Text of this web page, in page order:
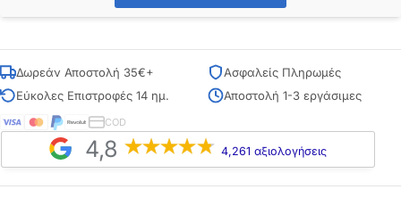
Δωρεάν Αποστολή 35€+
Ασφαλείς Πληρωμές
Εύκολες Επιστροφές 14 ημ.
Αποστολή 1-3 εργάσιμες
COD
4,8 4,261 αξιολογήσεις